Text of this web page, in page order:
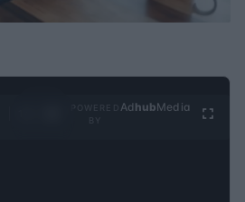
Ad hubMedia